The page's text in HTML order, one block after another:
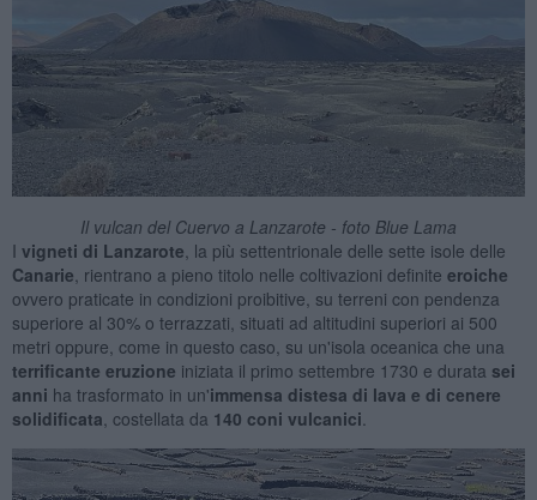
Il vulcan del Cuervo a Lanzarote - foto Blue Lama
I vigneti di Lanzarote , la più settentrionale delle sette isole delle
Canarie , rientrano a pieno titolo nelle coltivazioni definite eroiche
ovvero praticate in condizioni proibitive, su terreni con pendenza
superiore al 30% o terrazzati, situati ad altitudini superiori ai 500
metri oppure, come in questo caso, su un'isola oceanica che una
terrificante eruzione iniziata il primo settembre 1730 e durata sei
anni ha trasformato in un'immensa distesa di lava e di cenere
solidificata , costellata da 140 coni vulcanici